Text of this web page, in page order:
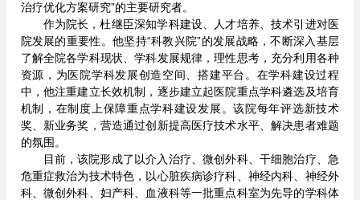
治疗优化方案研究”的主要研究者。
作为院长，杜继臣深知学科建设、人才培养、技术引进对医
院发展的重要性。他坚持“科教兴院”的发展战略，不断深入基层
了解全院各学科现状、学科发展规律，理性思考，充分利用各种
资源，为医院学科发展创造空间、搭建平台。在学科建设过程
中，他注重建立长效机制，逐步建立起医院重点学科遴选及培育
机制，在制度上保障重点学科建设发展。该院每年评选新技术
奖、新业务奖，营造通过创新提高医疗技术水平、解决患者难题
的氛围。
目前，该院形成了以介入治疗、微创外科、干细胞治疗、急
危重症救治为技术特色，以心脏疾病诊疗科、神经内科、神经外
科、微创外科、妇产科、血液科等一批重点科室为先导的学科体